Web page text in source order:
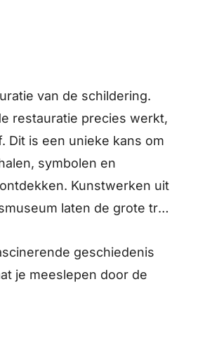
van de schildering.
restauratie precies werkt,
Dit is een unieke kans om
symbolen en
Kunstwerken uit
laten de grote trap
geschiedenis
je meeslepen door de